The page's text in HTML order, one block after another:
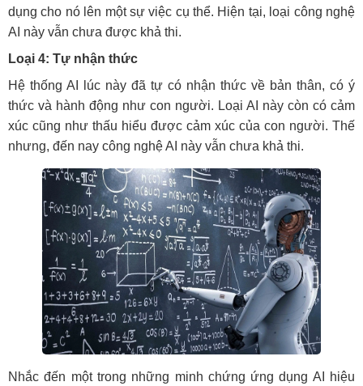
dụng cho nó lên một sự việc cụ thể. Hiện tại, loại công nghệ
AI này vẫn chưa được khả thi.
Loại 4: Tự nhận thức
Hệ thống AI lúc này đã tự có nhận thức về bản thân, có ý
thức và hành động như con người. Loại AI này còn có cảm
xúc cũng như thấu hiểu được cảm xúc của con người. Thế
nhưng, đến nay công nghệ AI này vẫn chưa khả thi.
Nhắc đến một trong những minh chứng ứng dụng AI hiệu